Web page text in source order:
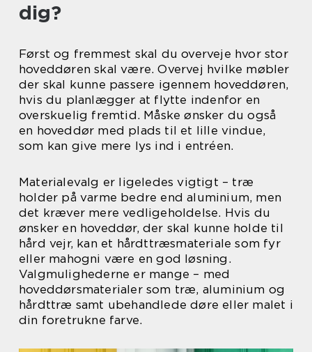
dig?
Først og fremmest skal du overveje hvor stor
hoveddøren skal være. Overvej hvilke møbler
der skal kunne passere igennem hoveddøren,
hvis du planlægger at flytte indenfor en
overskuelig fremtid. Måske ønsker du også
en hoveddør med plads til et lille vindue,
som kan give mere lys ind i entréen.
Materialevalg er ligeledes vigtigt – træ
holder på varme bedre end aluminium, men
det kræver mere vedligeholdelse. Hvis du
ønsker en hoveddør, der skal kunne holde til
hård vejr, kan et hårdttræsmateriale som fyr
eller mahogni være en god løsning.
Valgmulighederne er mange – med
hoveddørsmaterialer som træ, aluminium og
hårdttræ samt ubehandlede døre eller malet i
din foretrukne farve.